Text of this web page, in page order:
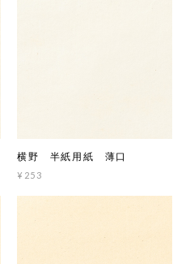
横野 半紙用紙 薄口
¥253